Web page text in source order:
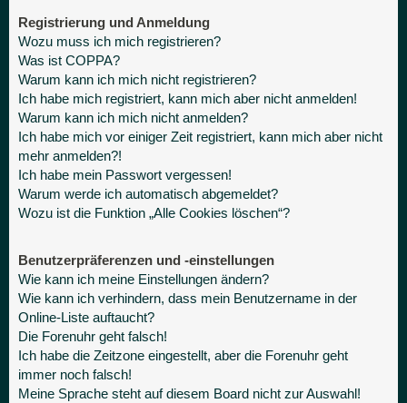
Registrierung und Anmeldung
Wozu muss ich mich registrieren?
Was ist COPPA?
Warum kann ich mich nicht registrieren?
Ich habe mich registriert, kann mich aber nicht anmelden!
Warum kann ich mich nicht anmelden?
Ich habe mich vor einiger Zeit registriert, kann mich aber nicht
mehr anmelden?!
Ich habe mein Passwort vergessen!
Warum werde ich automatisch abgemeldet?
Wozu ist die Funktion „Alle Cookies löschen“?
Benutzerpräferenzen und -einstellungen
Wie kann ich meine Einstellungen ändern?
Wie kann ich verhindern, dass mein Benutzername in der
Online-Liste auftaucht?
Die Forenuhr geht falsch!
Ich habe die Zeitzone eingestellt, aber die Forenuhr geht
immer noch falsch!
Meine Sprache steht auf diesem Board nicht zur Auswahl!